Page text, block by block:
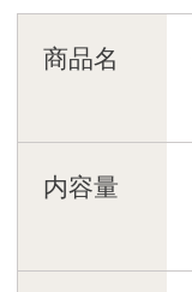
商品名
内容量